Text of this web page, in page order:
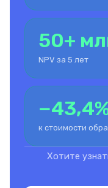
50+
NPV за 5 лет
к стоимости
Хотите